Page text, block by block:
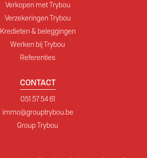
Verkopen met Trybou
Verzekeringen Trybou
Kredieten & beleggingen
Werken bij Trybou
Referenties
CONTACT
051 57 54 61
immo@grouptrybou.be
Group Trybou